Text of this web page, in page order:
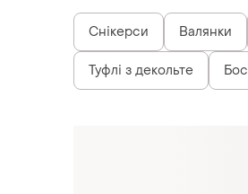
Снікерси Валянки
Туфлі з декольте